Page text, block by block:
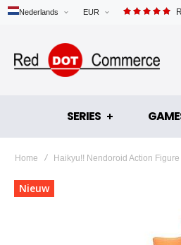
EUR
Nederlands
SERIES
Home Haikyu!! Nendoroid Action
Ga
naar
Nieuw